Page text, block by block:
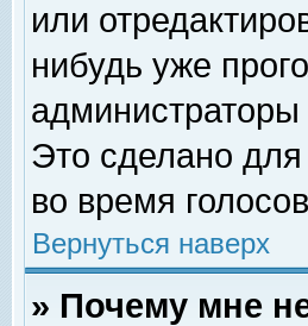
или
нибудь уже
администраторы
Это сделано
во время
Вернуться наверх
» Почему мне